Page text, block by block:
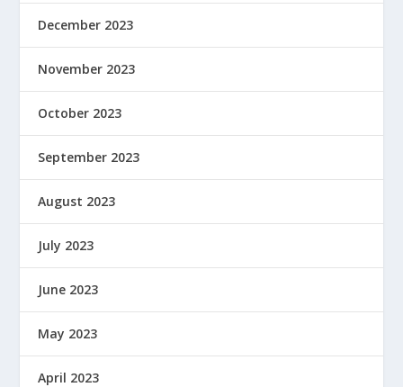
December 2023
November 2023
October 2023
September 2023
August 2023
July 2023
June 2023
May 2023
April 2023